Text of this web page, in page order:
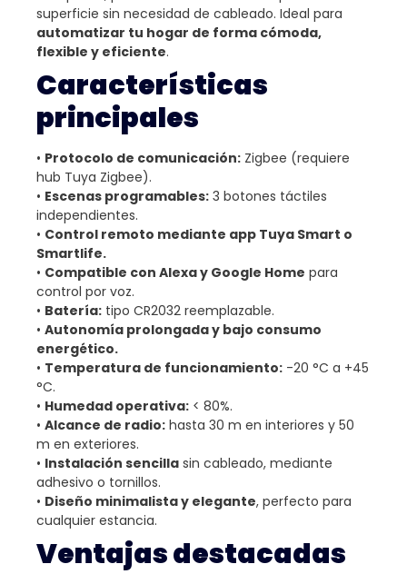
superficie sin necesidad de cableado. Ideal para
automatizar tu hogar de forma cómoda,
flexible y eficiente.
Características
principales
• Protocolo de comunicación: Zigbee (requiere
hub Tuya Zigbee).
• Escenas programables: 3 botones táctiles
independientes.
• Control remoto mediante app Tuya Smart o
Smartlife.
• Compatible con Alexa y Google Home para
control por voz.
• Batería: tipo CR2032 reemplazable.
• Autonomía prolongada y bajo consumo
energético.
• Temperatura de funcionamiento: -20 °C a +45
°C.
• Humedad operativa: < 80%.
• Alcance de radio: hasta 30 m en interiores y 50
m en exteriores.
• Instalación sencilla sin cableado, mediante
adhesivo o tornillos.
• Diseño minimalista y elegante, perfecto para
cualquier estancia.
Ventajas destacadas